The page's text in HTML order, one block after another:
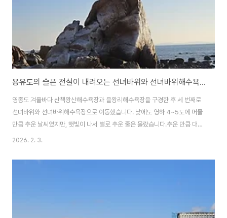
용유도의 슬픈 전설이 내려오는 선녀바위와 선녀바위해수욕장 풍경
영종도 겨울바다 산책왕산해수욕장과 을왕리해수욕장을 구경한 후 세 번째로
선녀바위와 선녀바위해수욕장으로 이동했습니다. 낮에도 영하 4~5도에 머물
만큼 추운 날씨였지만, 햇빛이 나서 별로 추운 줄은 몰랐습니다.추운 만큼 대기
의 질은 좋아서 풍경이 예뻤고, 평일이라 한가한 가운데 아름다운 바다를 보면
욕장 을왕리해수욕장 겨울바다 을왕리해수욕장에서 선녀바위해수욕장으로 해
2026. 2. 3.